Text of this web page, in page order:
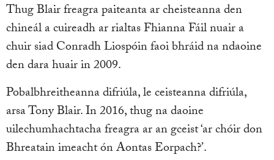
Thug Blair freagra paiteanta ar cheisteanna den
chineál a cuireadh ar rialtas Fhianna Fáil nuair a
chuir siad Conradh Liospóin faoi bhráid na ndaoine
den dara huair in 2009.
Pobalbhreitheanna difriúla, le ceisteanna difriúla,
arsa Tony Blair. In 2016, thug na daoine
uilechumhachtacha freagra ar an gceist ‘ar chóir don
Bhreatain imeacht ón Aontas Eorpach?’.